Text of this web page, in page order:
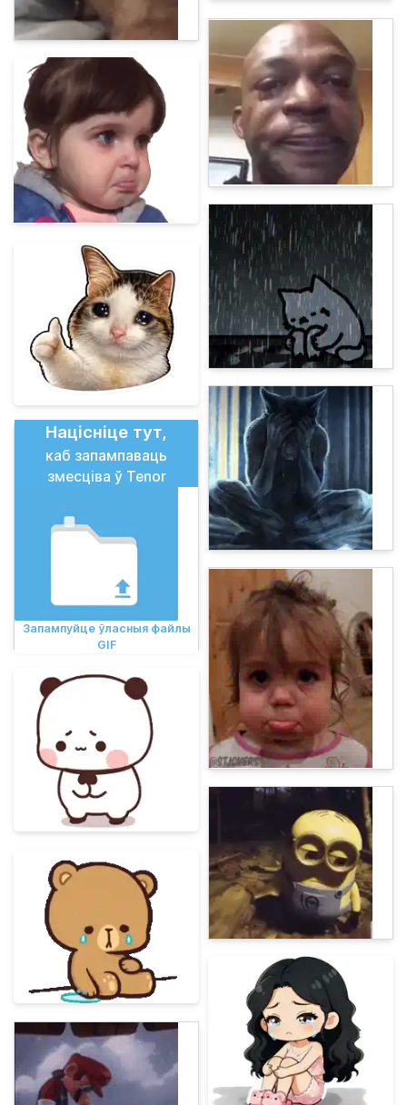
Націсніце тут,
каб запампаваць
змесціва ў Tenor
Запампуйце ўласныя файлы
GIF